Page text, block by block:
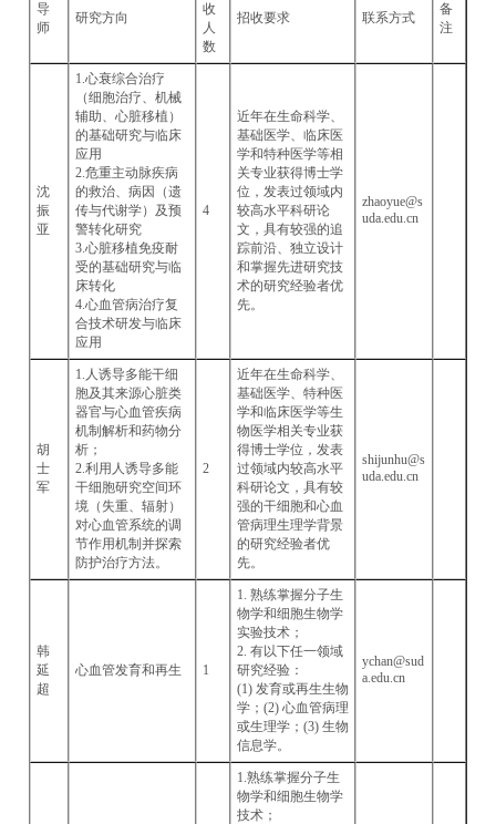
导
师
研究方向
收
人
数
招收要求 联系方式
备
注
沈
振
亚
1.心衰综合治疗
（细胞治疗、机械
辅助、心脏移植）
的基础研究与临床
应用
2.危重主动脉疾病
的救治、病因（遗
传与代谢学）及预
警转化研究
3.心脏移植免疫耐
受的基础研究与临
床转化
4.心血管病治疗复
合技术研发与临床
应用
4
近年在生命科学、
基础医学、临床医
学和特种医学等相
关专业获得博士学
位，发表过领域内
较高水平科研论
文，具有较强的追
踪前沿、独立设计
和掌握先进研究技
术的研究经验者优
先。
zhaoyue@s
uda.edu.cn
胡
士
军
1.人诱导多能干细
胞及其来源心脏类
器官与心血管疾病
机制解析和药物分
析；
2.利用人诱导多能
干细胞研究空间环
境（失重、辐射）
对心血管系统的调
节作用机制并探索
防护治疗方法。
2
近年在生命科学、
基础医学、特种医
学和临床医学等生
物医学相关专业获
得博士学位，发表
过领域内较高水平
科研论文，具有较
强的干细胞和心血
管病理生理学背景
的研究经验者优
先。
shijunhu@s
uda.edu.cn
韩
延
超
心血管发育和再生 1
1. 熟练掌握分子生
物学和细胞生物学
实验技术；
2. 有以下任一领域
研究经验：
(1) 发育或再生生物
学；(2) 心血管病理
或生理学；(3) 生物
信息学。
ychan@sud
a.edu.cn
1.熟练掌握分子生
物学和细胞生物学
技术；